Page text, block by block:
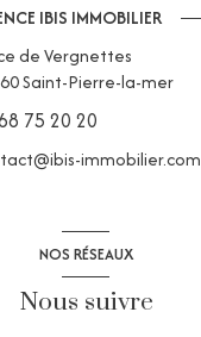
IBIS IMMOBILIER
de Vergnettes
Saint-Pierre-la-mer
75 20 20
immobilier.com
NOS RÉSEAUX
Nous suivre